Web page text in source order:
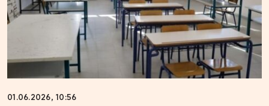
01.06.2026, 10:56